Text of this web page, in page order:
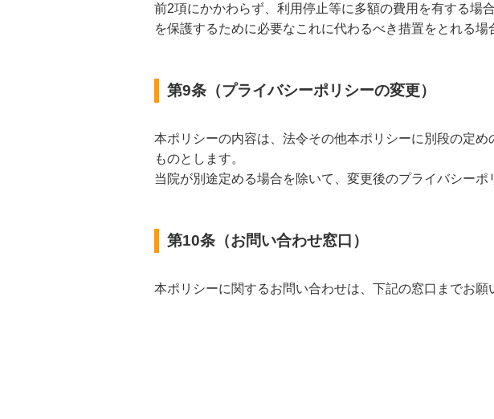
前2項にかかわらず、利用停止等に多額の費用を有する場
を保護するために必要なこれに代わるべき措置をとれる場
第9条（プライバシーポリシーの変更）
本ポリシーの内容は、法令その他本ポリシーに別段の定
ものとします。
当院が別途定める場合を除いて、変更後のプライバシー
第10条（お問い合わせ窓口）
本ポリシーに関するお問い合わせは、下記の窓口までお願